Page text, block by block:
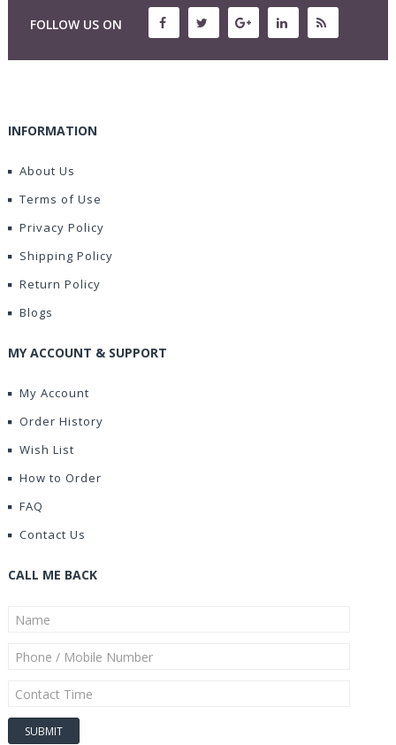
FOLLOW US ON
INFORMATION
About Us
Terms of Use
Privacy Policy
Shipping Policy
Return Policy
Blogs
MY ACCOUNT & SUPPORT
My Account
Order History
Wish List
How to Order
FAQ
Contact Us
CALL ME BACK